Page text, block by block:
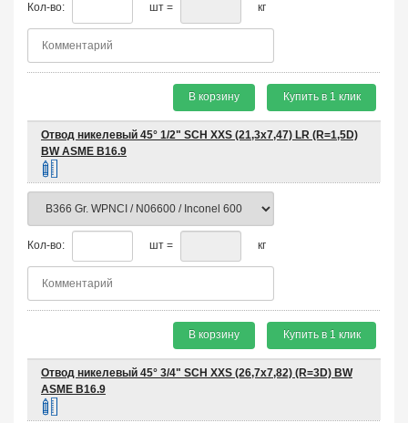
Кол-во: шт = кг
В корзину Купить в 1 клик
Отвод никелевый 45° 1/2" SCH XXS (21,3х7,47) LR (R=1,5D)
BW ASME B16.9
Кол-во: шт = кг
В корзину Купить в 1 клик
Отвод никелевый 45° 3/4" SCH XXS (26,7х7,82) (R=3D) BW
ASME B16.9